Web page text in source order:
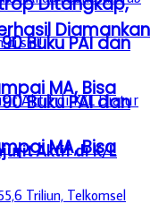
Buku PAI dan
MA, Bisa
Buku PAI dan
MA, Bisa
Diamankan
Aktif di K/L